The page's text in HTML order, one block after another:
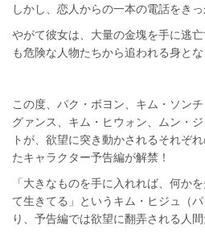
しかし、恋人からの一本の電話をき
やがて彼女は、大量の金塊を手に逃
も危険な人物たちから追われる身と
この度、パク・ボヨン、キム・ソン
グァンス、キム・ヒウォン、ムン・
トが、欲望に突き動かされるそれぞ
たキャラクター予告編が解禁！
「大きなものを手に入れれば、何か
て生きてる」というキム・ヒジュ（
り、予告編では欲望に翻弄される人間